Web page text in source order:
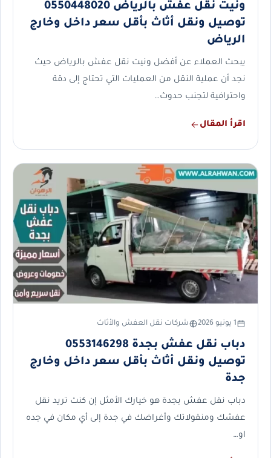
ونيت نقل عفش بالرياض 0550448020
توصيل ونقل أثاث بأقل سعر داخل وخارج
الرياض
يبحث العملاء عن أفضل ونيت نقل عفش بالرياض حيث
نجد أن عملية النقل من العمليات التي تحتاج إلى دقة
واحترافية لتجنب حدوث…
اقرأ المقال
1 يونيو 2026 شركات نقل العفش والأثاث
دباب نقل عفش بجدة 0553146298
توصيل ونقل أثاث بأقل سعر داخل وخارج
جدة
دباب نقل عفش بجدة هو خيارك الأمثل إن كنت تريد نقل
عفشك ومنقولاتك وأغراضك في جدة إلى أي مكان في جده
او…